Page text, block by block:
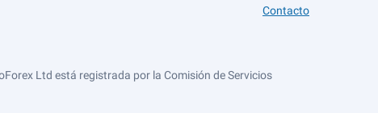
Contacto
Ltd está registrada por la Comisión de Servicios